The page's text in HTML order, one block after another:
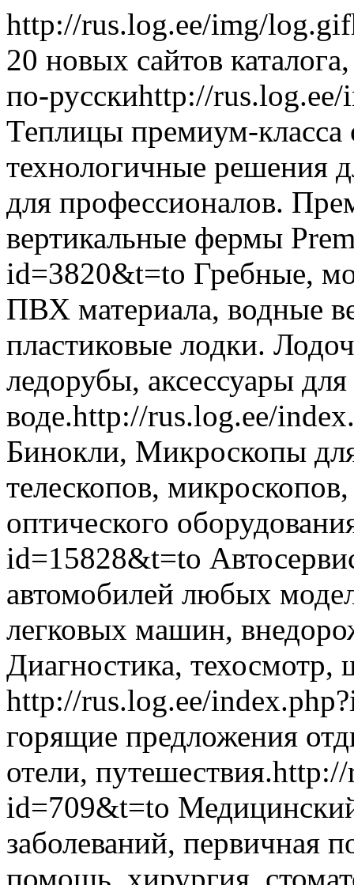
http://rus.log.ee/img/log.gif
20 новых сайтов
по-русскиhttp://
Теплицы премиум-класса​
технологичные решения
для профессионалов.
вертикальные фермы
id=3820&t=to Гребные,
ПВХ материала, водные
пластиковые лодки.
ледорубы, аксессуары
воде.http://rus.log.ee/
Бинокли, Микроскопы
телескопов,
оптического
id=15828&t=to
автомобилей любых
легковых машин,
Диагностика,
http://rus.log.ee/
горящие предложения
отели, путешествия.http://
id=709&t=to
заболеваний, первичная